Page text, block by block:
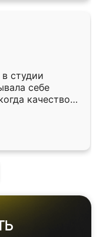
студии
себе
качеством
уже почти